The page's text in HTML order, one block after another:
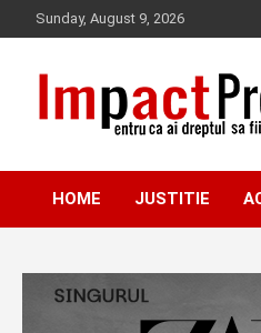
to
Sunday, August 9, 2026
HOME JUSTITIE